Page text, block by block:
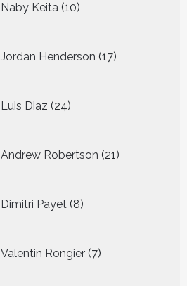
Naby Keita 10
producten
Jordan Henderson 17
producten
Luis Diaz 24
producten
Andrew Robertson 21
producten
Dimitri Payet 8
producten
Valentin Rongier 7
producten